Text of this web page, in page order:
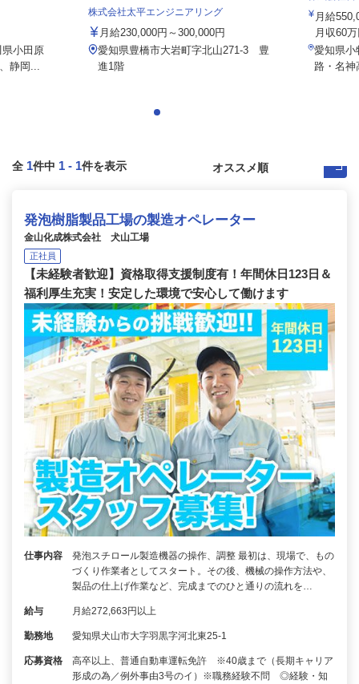
小田原
静岡...
株式会社太平エンジニアリング
月給230,000円～300,000円
愛知県豊橋市大岩町字北山271-3 豊
進1階
月給
月収60
愛知県小
路・名
全 1件中 1 - 1件を表示
発泡樹脂製品工場の製造オペレーター
金山化成株式会社 犬山工場
正社員
【未経験者歓迎】資格取得支援制度有！年間休日123日＆
福利厚生充実！安定した環境で安心して働けます
仕事内容
発泡スチロール製造機器の操作、調整 最初は、現場で、もの
づくり作業者としてスタート。その後、機械の操作方法や、
製品の仕上げ作業など、完成までのひと通りの流れを…
給与 月給272,663円以上
勤務地 愛知県犬山市大字羽黒字河北東25-1
応募資格
高卒以上、普通自動車運転免許 ※40歳まで（長期キャリア
形成の為／例外事由3号のイ）※職務経験不問 ◎経験・知